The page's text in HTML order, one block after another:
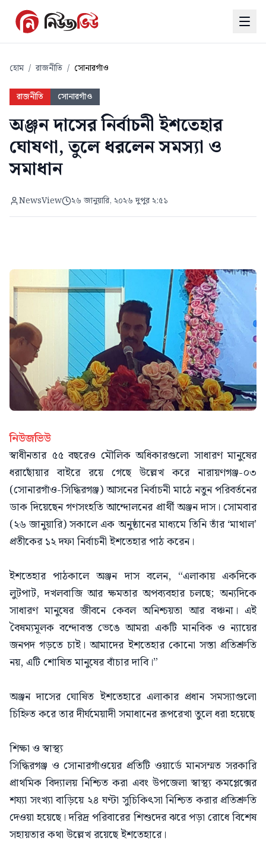
হোম / রাজনীতি / সোনারগাঁও
রাজনীতি সোনারগাঁও
অঞ্জন দাসের নির্বাচনী ইশতেহার
ঘোষণা, তুলে ধরলেন সমস্যা ও
সমাধান
NewsView ২৬ জানুয়ারি, ২০২৬ দুপুর ২:৫১
নিউজভিউ
স্বাধীনতার ৫৫ বছরেও মৌলিক অধিকারগুলো সাধারণ মানুষের
ধরাছোঁয়ার বাইরে রয়ে গেছে উল্লেখ করে নারায়ণগঞ্জ-০৩
(সোনারগাঁও-সিদ্ধিরগঞ্জ) আসনের নির্বাচনী মাঠে নতুন পরিবর্তনের
ডাক দিয়েছেন গণসংহতি আন্দোলনের প্রার্থী অঞ্জন দাস। সোমবার
(২৬ জানুয়ারি) সকালে এক অনুষ্ঠানের মাধ্যমে তিনি তাঁর ‘মাথাল’
প্রতীকের ১২ দফা নির্বাচনী ইশতেহার পাঠ করেন।
ইশতেহার পাঠকালে অঞ্জন দাস বলেন, “এলাকায় একদিকে
লুটপাট, দখলবাজি আর ক্ষমতার অপব্যবহার চলছে; অন্যদিকে
সাধারণ মানুষের জীবনে কেবল অনিশ্চয়তা আর বঞ্চনা। এই
বৈষম্যমূলক বন্দোবস্ত ভেঙে আমরা একটি মানবিক ও ন্যায়ের
জনপদ গড়তে চাই। আমাদের ইশতেহার কোনো সস্তা প্রতিশ্রুতি
নয়, এটি শোষিত মানুষের বাঁচার দাবি।”
অঞ্জন দাসের ঘোষিত ইশতেহারে এলাকার প্রধান সমস্যাগুলো
চিহ্নিত করে তার দীর্ঘমেয়াদী সমাধানের রূপরেখা তুলে ধরা হয়েছে
শিক্ষা ও স্বাস্থ্য
সিদ্ধিরগঞ্জ ও সোনারগাঁওয়ের প্রতিটি ওয়ার্ডে মানসম্মত সরকারি
প্রাথমিক বিদ্যালয় নিশ্চিত করা এবং উপজেলা স্বাস্থ্য কমপ্লেক্সের
শয্যা সংখ্যা বাড়িয়ে ২৪ ঘণ্টা সুচিকিৎসা নিশ্চিত করার প্রতিশ্রুতি
দেওয়া হয়েছে। দরিদ্র পরিবারের শিশুদের ঝরে পড়া রোধে বিশেষ
সহায়তার কথা উল্লেখ রয়েছে ইশতেহারে।